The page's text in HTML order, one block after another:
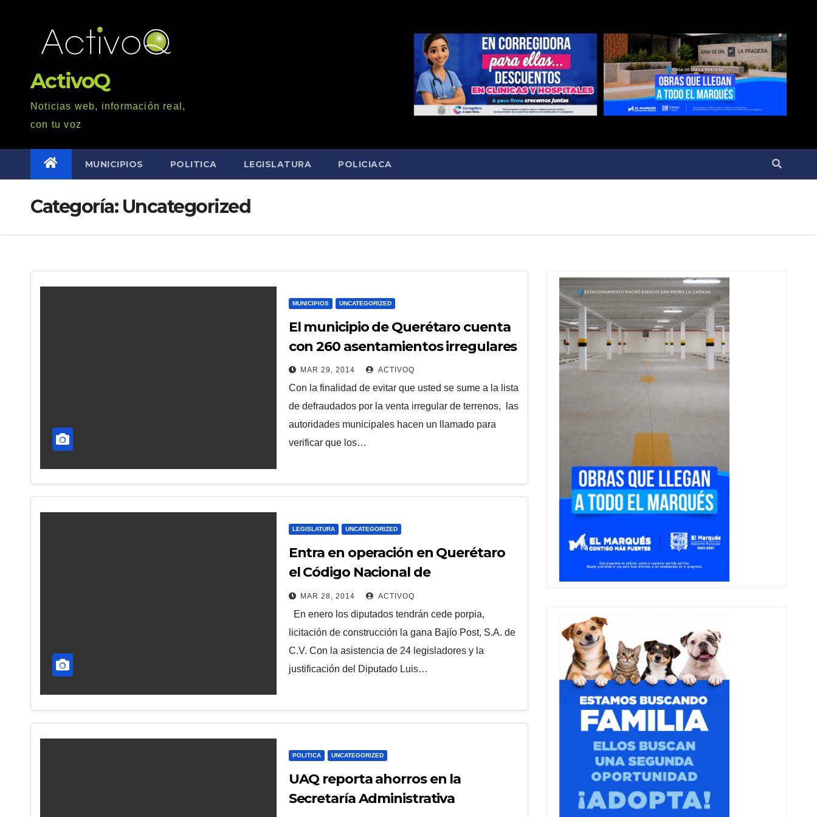
ActivoQ
Noticias web, información real,
con tu voz
MUNICIPIOS POLITICA LEGISLATURA POLICIACA
Categoría: Uncategorized
MUNICIPIOS UNCATEGORIZED
El municipio de Querétaro cuenta
con 260 asentamientos irregulares
MAR 29, 2014 ACTIVOQ
Con la finalidad de evitar que usted se sume a la lista
de defraudados por la venta irregular de terrenos, las
autoridades municipales hacen un llamado para
verificar que los…
LEGISLATURA UNCATEGORIZED
Entra en operación en Querétaro
el Código Nacional de
Procedimientos Penales, abrogan
código de procedimientos penales
para el estado de Querétaro.
MAR 28, 2014 ACTIVOQ
En enero los diputados tendrán cede porpia,
licitación de construcción la gana Bajío Post, S.A. de
C.V. Con la asistencia de 24 legisladores y la
justificación del Diputado Luis…
POLITICA UNCATEGORIZED
UAQ reporta ahorros en la
Secretaría Administrativa